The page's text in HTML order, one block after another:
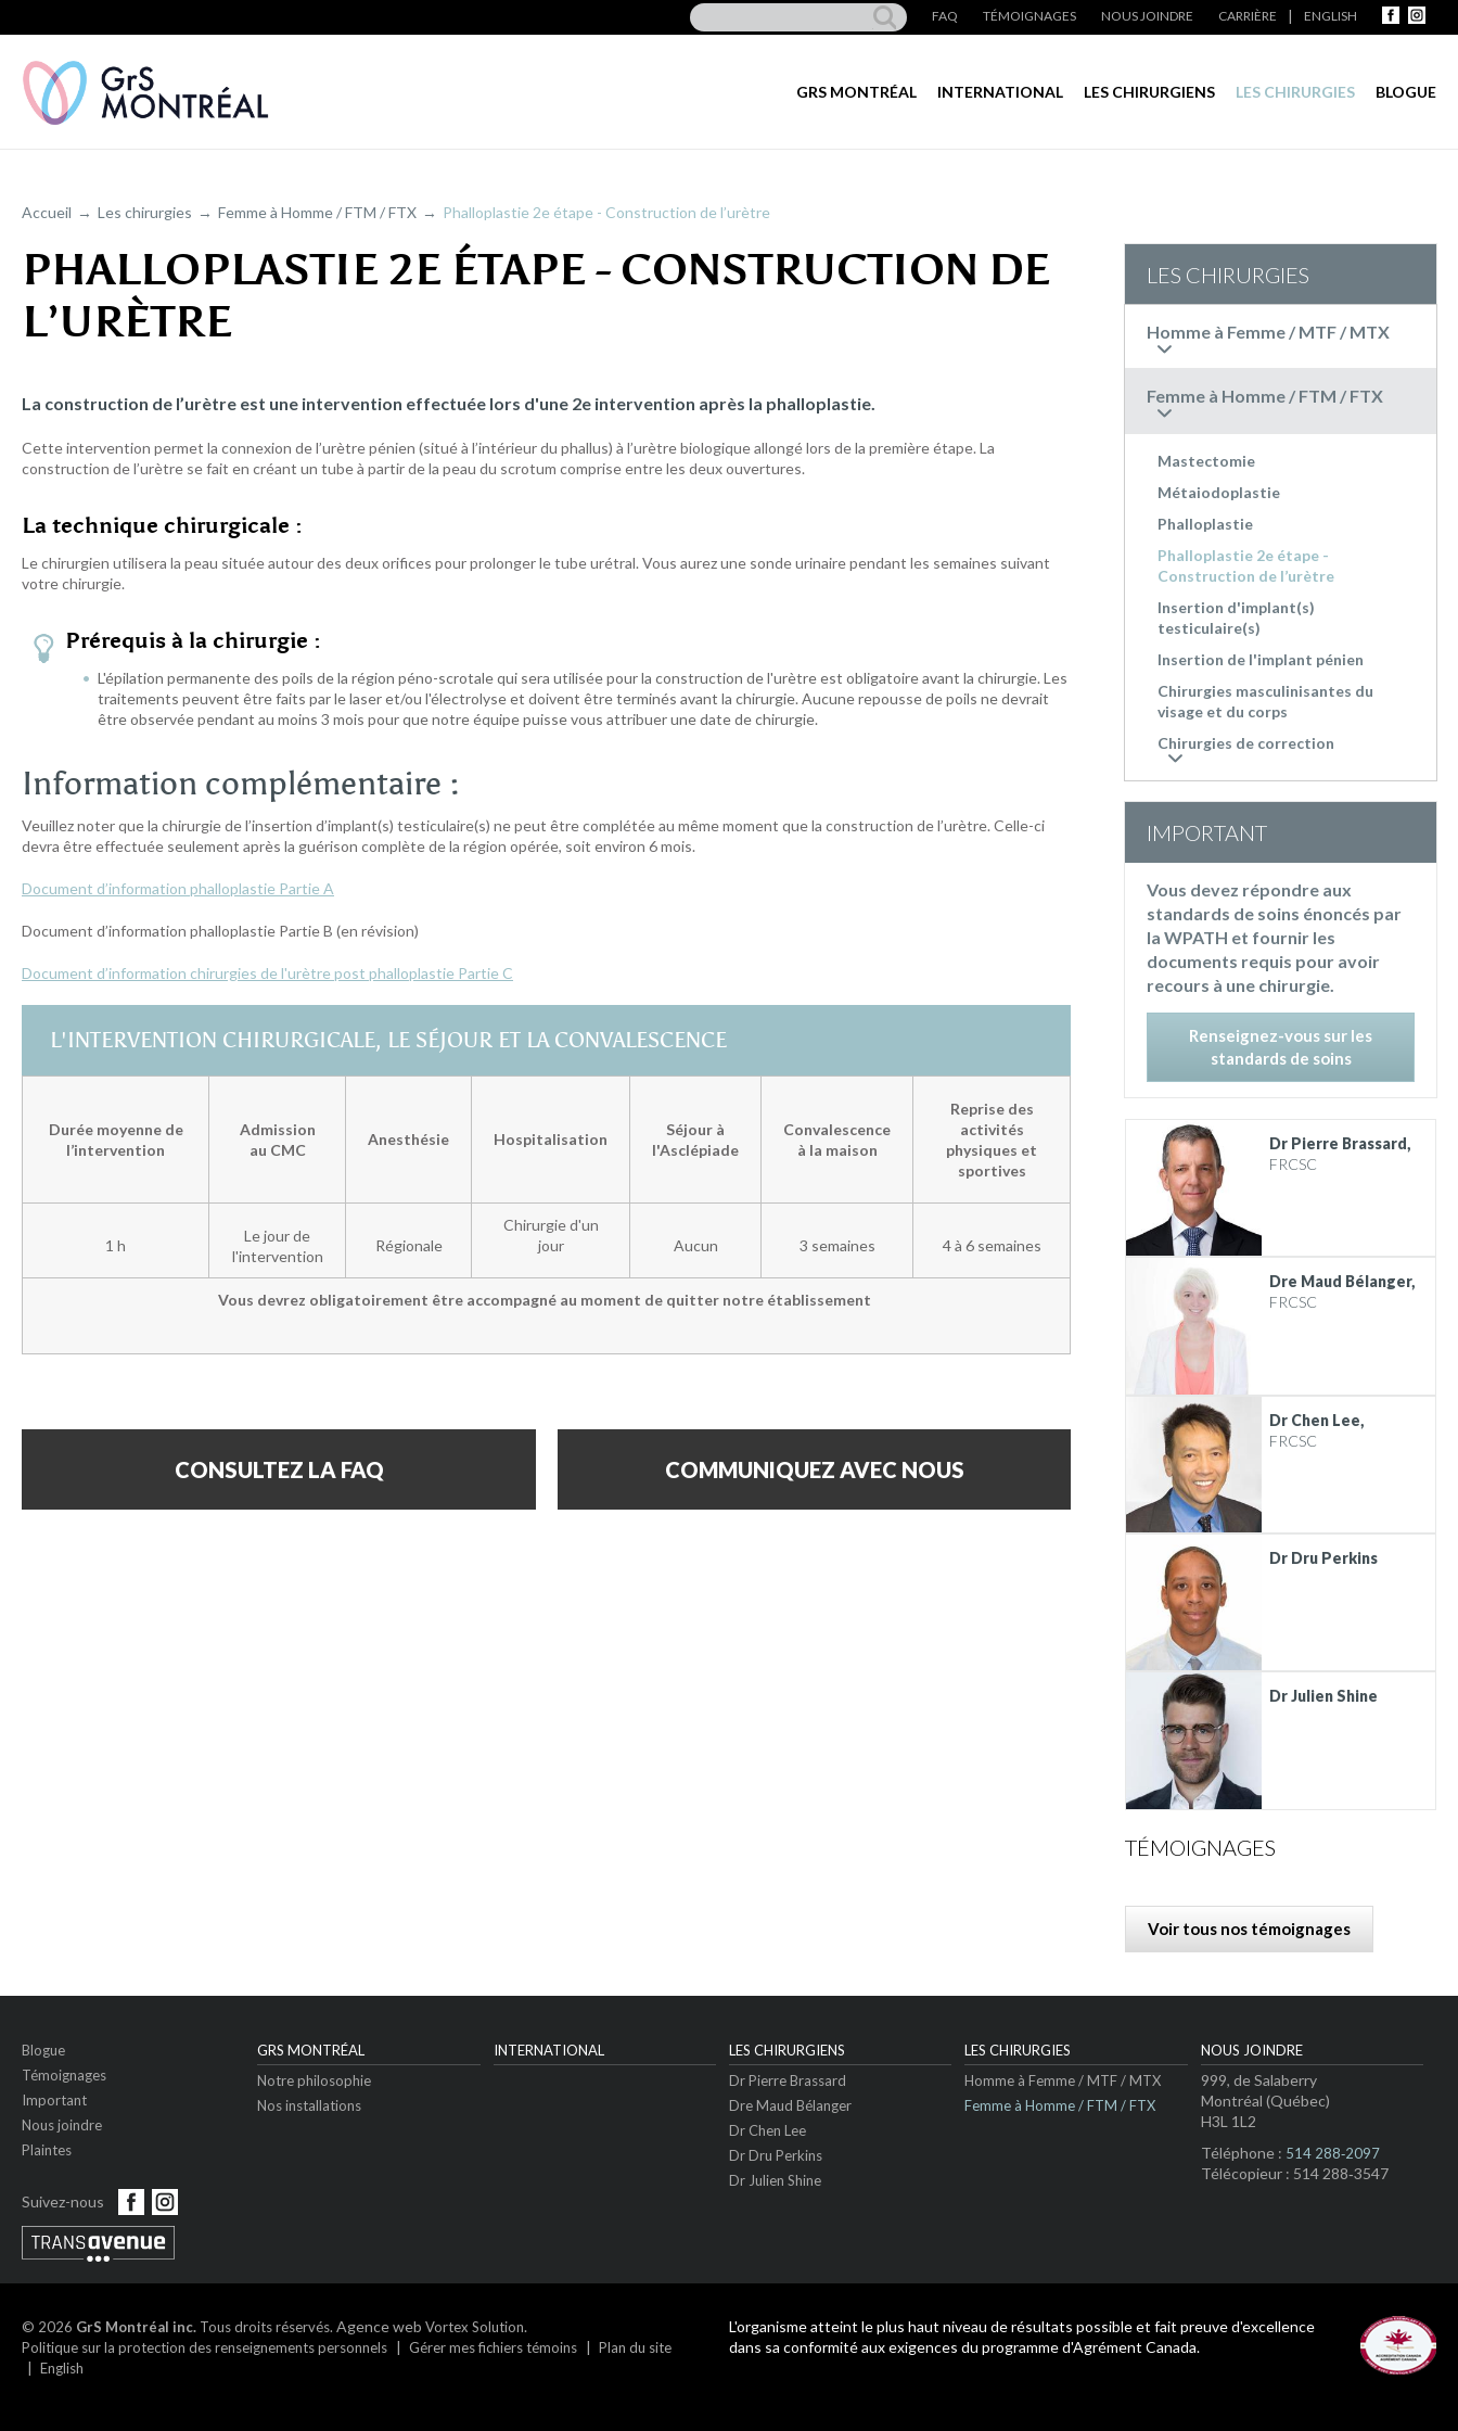
FAQ TÉMOIGNAGES NOUS JOINDRE CARRIÈRE ENGLISH
GRS MONTRÉAL INTERNATIONAL LES CHIRURGIENS LES CHIRURGIES BLOGUE
Accueil Les chirurgies Femme à Homme / FTM / FTX Phalloplastie 2e étape - Construction de l’urètre
PHALLOPLASTIE 2E ÉTAPE - CONSTRUCTION DE
L’URÈTRE
La construction de l’urètre est une intervention effectuée lors d'une 2e intervention après la phalloplastie.
Cette intervention permet la connexion de l’urètre pénien (situé à l’intérieur du phallus) à l’urètre biologique allongé lors de la première étape. La
construction de l’urètre se fait en créant un tube à partir de la peau du scrotum comprise entre les deux ouvertures.
La technique chirurgicale :
Le chirurgien utilisera la peau située autour des deux orifices pour prolonger le tube urétral. Vous aurez une sonde urinaire pendant les semaines suivant
votre chirurgie.
Prérequis à la chirurgie :
L'épilation permanente des poils de la région péno-scrotale qui sera utilisée pour la construction de l'urètre est obligatoire avant la chirurgie. Les
traitements peuvent être faits par le laser et/ou l'électrolyse et doivent être terminés avant la chirurgie. Aucune repousse de poils ne devrait
être observée pendant au moins 3 mois pour que notre équipe puisse vous attribuer une date de chirurgie.
Information complémentaire :
Veuillez noter que la chirurgie de l’insertion d’implant(s) testiculaire(s) ne peut être complétée au même moment que la construction de l’urètre. Celle-ci
devra être effectuée seulement après la guérison complète de la région opérée, soit environ 6 mois.
Document d’information phalloplastie Partie A
Document d’information phalloplastie Partie B (en révision)
Document d’information chirurgies de l'urètre post phalloplastie Partie C
L'INTERVENTION CHIRURGICALE, LE SÉJOUR ET LA CONVALESCENCE
Durée moyenne de
l’intervention
Admission
au CMC
Anesthésie Hospitalisation
Séjour à
l'Asclépiade
Convalescence
à la maison
Reprise des
activités
physiques et
sportives
1 h
Le jour de
l'intervention
Régionale
Chirurgie d'un
jour
Aucun 3 semaines 4 à 6 semaines
Vous devrez obligatoirement être accompagné au moment de quitter notre établissement
CONSULTEZ LA FAQ COMMUNIQUEZ AVEC NOUS
LES CHIRURGIES
Homme à Femme / MTF / MTX
Femme à Homme / FTM / FTX
Mastectomie
Métaiodoplastie
Phalloplastie
Phalloplastie 2e étape -
Construction de l’urètre
Insertion d'implant(s)
testiculaire(s)
Insertion de l'implant pénien
Chirurgies masculinisantes du
visage et du corps
Chirurgies de correction
IMPORTANT
Vous devez répondre aux
standards de soins énoncés par
la WPATH et fournir les
documents requis pour avoir
recours à une chirurgie.
Renseignez-vous sur les
standards de soins
Dr Pierre Brassard,
FRCSC
Dre Maud Bélanger,
FRCSC
Dr Chen Lee,
FRCSC
Dr Dru Perkins
Dr Julien Shine
TÉMOIGNAGES
Voir tous nos témoignages
Blogue
Témoignages
Important
Nous joindre
Plaintes
Suivez-nous
GRS MONTRÉAL
Notre philosophie
Nos installations
INTERNATIONAL
LES CHIRURGIENS
Dr Pierre Brassard
Dre Maud Bélanger
Dr Chen Lee
Dr Dru Perkins
Dr Julien Shine
LES CHIRURGIES
Homme à Femme / MTF / MTX
Femme à Homme / FTM / FTX
NOUS JOINDRE
999, de Salaberry
Montréal (Québec)
H3L 1L2
Téléphone : 514 288‑2097
Télécopieur : 514 288‑3547
© 2026 GrS Montréal inc. Tous droits réservés. Agence web Vortex Solution.
Politique sur la protection des renseignements personnels Gérer mes fichiers témoins
Plan du site
English
L'organisme atteint le plus haut niveau de résultats possible et fait preuve d'excellence
dans sa conformité aux exigences du programme d'Agrément Canada.